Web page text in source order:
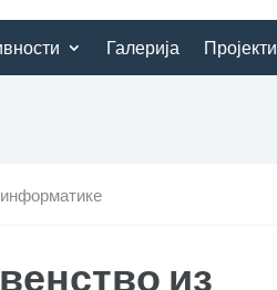
Галерија Пројекти
из